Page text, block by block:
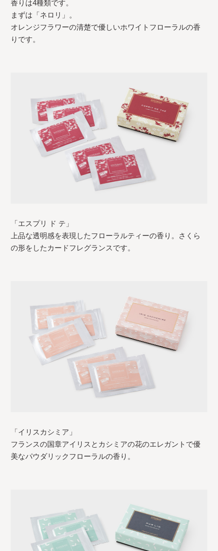
香りは4種類です。
まずは「ネロリ」。
オレンジフラワーの清楚で優しいホワイトフローラルの香
りです。
「エスプリ ド テ」
上品な透明感を表現したフローラルティーの香り。さくら
の形をしたカードフレグランスです。
「イリスカシミア」
フランスの国章アイリスとカシミアの花のエレガントで優
美なパウダリックフローラルの香り。